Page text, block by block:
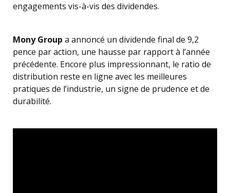
engagements vis-à-vis des dividendes.
Mony Group a annoncé un dividende final de 9,2
pence par action, une hausse par rapport à l’année
précédente. Encore plus impressionnant, le ratio de
distribution reste en ligne avec les meilleures
pratiques de l’industrie, un signe de prudence et de
durabilité.